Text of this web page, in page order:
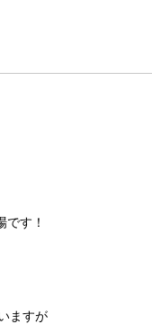
す！
ますが